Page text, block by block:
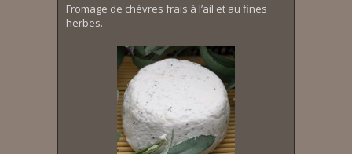
Fromage de chèvres frais à l’ail et au fines
herbes.